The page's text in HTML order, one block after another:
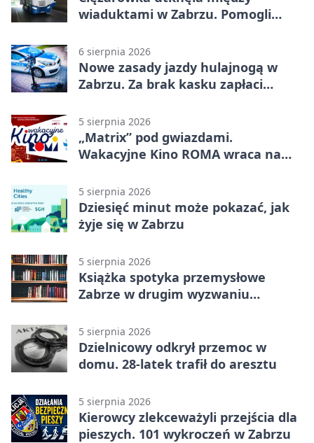
wiaduktami w Zabrzu. Pomogli
6 sierpnia 2026
Nowe zasady jazdy hulajnogą w
Zabrzu. Za brak kasku zapłaci
5 sierpnia 2026
„Matrix” pod gwiazdami.
Wakacyjne Kino ROMA wraca na
5 sierpnia 2026
Dziesięć minut może pokazać, jak
żyje się w Zabrzu
5 sierpnia 2026
Książka spotyka przemysłowe
Zabrze w drugim wyzwaniu
5 sierpnia 2026
Dzielnicowy odkrył przemoc w
domu. 28-latek trafił do aresztu
5 sierpnia 2026
Kierowcy zlekceważyli przejścia dla
pieszych. 101 wykroczeń w Zabrzu